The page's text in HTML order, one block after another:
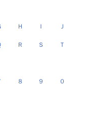
Ｈ Ｉ Ｊ
Ｒ Ｓ Ｔ
８ ９ ０